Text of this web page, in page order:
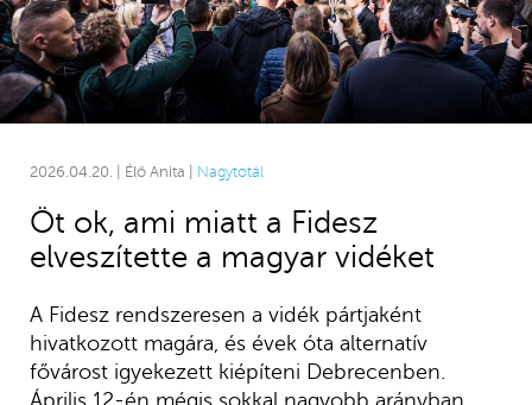
2026.04.20. | Élő Anita | Nagytotál
Öt ok, ami miatt a Fidesz
elveszítette a magyar vidéket
A Fidesz rendszeresen a vidék pártjaként
hivatkozott magára, és évek óta alternatív
fővárost igyekezett kiépíteni Debrecenben.
Április 12-én mégis sokkal nagyobb arányban